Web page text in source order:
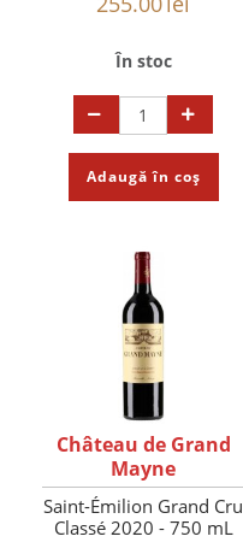
În stoc
Adaugă în coș
Château de Grand
Mayne
Saint-Émilion Grand Cru
Classé 2020 - 750 mL